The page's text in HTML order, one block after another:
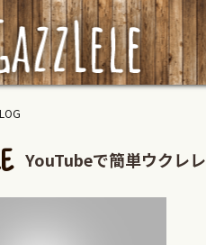
YouTubeで簡単ウクレレ